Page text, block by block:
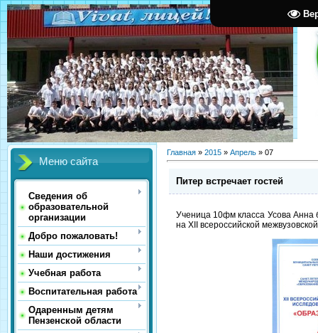
Меню сайта
Сведения об
образовательной
организации
Добро пожаловать!
Наши достижения
Учебная работа
Воспитательная работа
Одаренным детям
Пензенской области
Главная » 2015 » Апрель » 07
Питер встречает гостей
Ученица 10фм класса Усова Анна
на XII всероссийской